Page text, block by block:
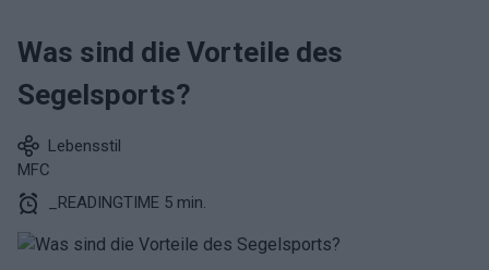
Was sind die Vorteile des
Segelsports?
Lebensstil
MFC
_READINGTIME 5 min.